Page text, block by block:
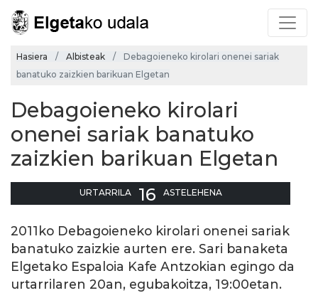
Hasiera Albisteak
Debagoieneko kirolari onenei sariak
banatuko zaizkien barikuan Elgetan
Debagoieneko kirolari
onenei sariak banatuko
zaizkien barikuan Elgetan
URTARRILA 16 ASTELEHENA
2011ko Debagoieneko kirolari onenei sariak
banatuko zaizkie aurten ere. Sari banaketa
Elgetako Espaloia Kafe Antzokian egingo da
urtarrilaren 20an, egubakoitza, 19:00etan.